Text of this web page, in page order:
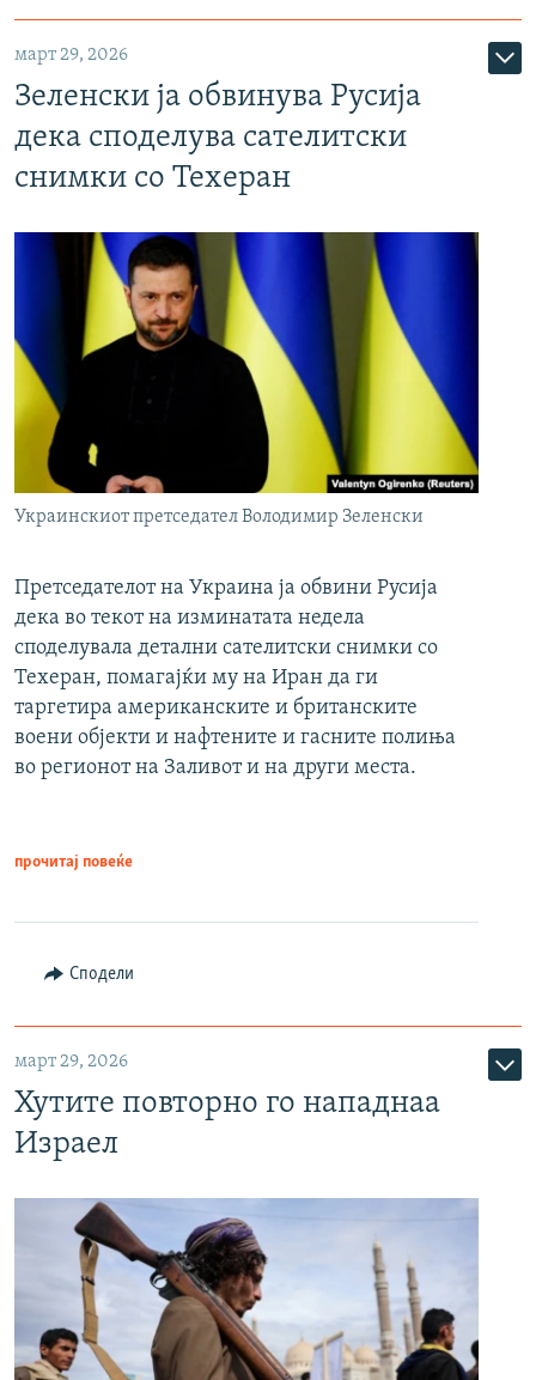
март 29, 2026
Зеленски ја обвинува Русија
дека споделува сателитски
снимки со Техеран
Украинскиот претседател Володимир Зеленски
Претседателот на Украина ја обвини Русија
дека во текот на изминатата недела
споделувала детални сателитски снимки со
Техеран, помагајќи му на Иран да ги
таргетира американските и британските
воени објекти и нафтените и гасните полиња
во регионот на Заливот и на други места.
прочитај повеќе
Сподели
март 29, 2026
Хутите повторно го нападнаа
Израел